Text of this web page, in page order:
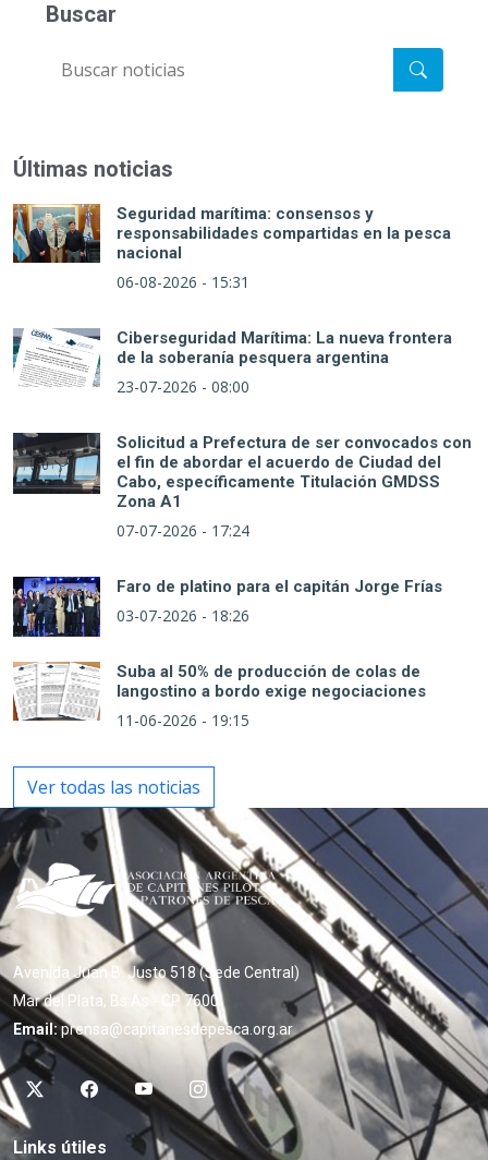
Buscar
Últimas noticias
Seguridad marítima: consensos y
responsabilidades compartidas en la pesca
nacional
06-08-2026 - 15:31
Ciberseguridad Marítima: La nueva frontera
de la soberanía pesquera argentina
23-07-2026 - 08:00
Solicitud a Prefectura de ser convocados con
el fin de abordar el acuerdo de Ciudad del
Cabo, específicamente Titulación GMDSS
Zona A1
07-07-2026 - 17:24
Faro de platino para el capitán Jorge Frías
03-07-2026 - 18:26
Suba al 50% de producción de colas de
langostino a bordo exige negociaciones
11-06-2026 - 19:15
Ver todas las noticias
Avenida Juan B. Justo 518 (Sede Central)
Mar del Plata, Bs As - CP 7600
Email: prensa@capitanesdepesca.org.ar
Links útiles